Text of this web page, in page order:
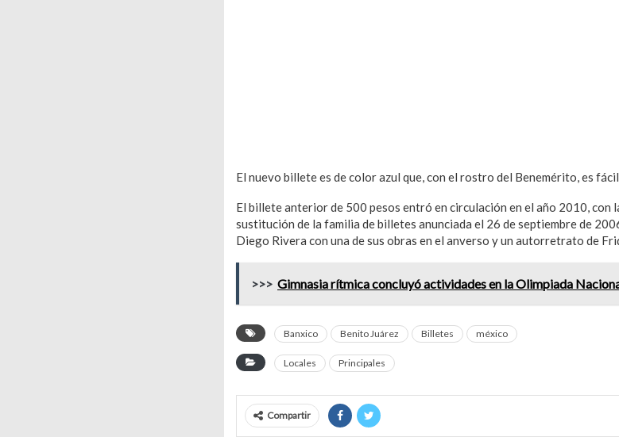
El nuevo billete es de color azul que, con el rostro del Benemérito, es
El billete anterior de 500 pesos entró en circulación en el año 2010, con
sustitución de la familia de billetes anunciada el 26 de septiembre de
Diego Rivera con una de sus obras en el anverso y un autorretrato de
>>> Gimnasia rítmica concluyó actividades en la Olimpiada
Banxico Benito Juárez Billetes méxico
Locales Principales
Compartir